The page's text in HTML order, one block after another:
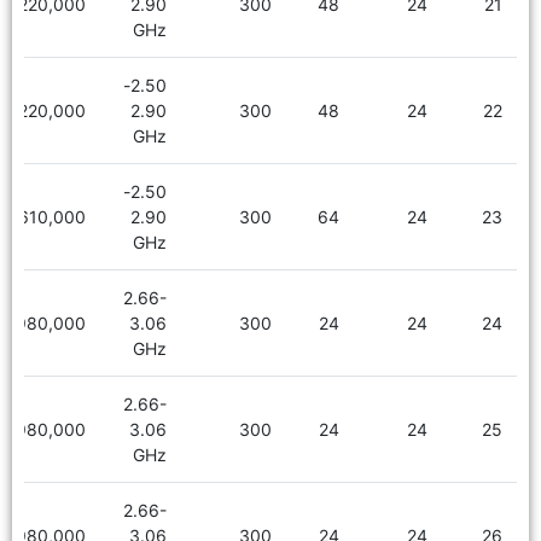
21
24
48
300
2.90
GHz
2,220,000
22
24
48
300
2.50-
2.90
GHz
2,220,000
23
24
64
300
2.50-
2.90
GHz
2,610,000
24
24
24
300
2.66-
3.06
GHz
1,980,000
25
24
24
300
2.66-
3.06
GHz
1,980,000
26
24
24
300
2.66-
3.06
1,980,000